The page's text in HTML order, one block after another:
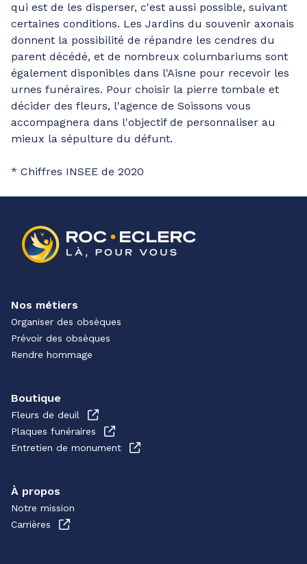
qui est de les disperser, c'est aussi possible, suivant
certaines conditions. Les Jardins du souvenir axonais
donnent la possibilité de répandre les cendres du
parent décédé, et de nombreux columbariums sont
également disponibles dans l'Aisne pour recevoir les
urnes funéraires. Pour choisir la pierre tombale et
décider des fleurs, l'agence de Soissons vous
accompagnera dans l'objectif de personnaliser au
mieux la sépulture du défunt.
* Chiffres INSEE de 2020
Nos métiers
Organiser des obsèques
Prévoir des obsèques
Rendre hommage
Boutique
Fleurs de deuil
Plaques funéraires
Entretien de monument
À propos
Notre mission
Carrières